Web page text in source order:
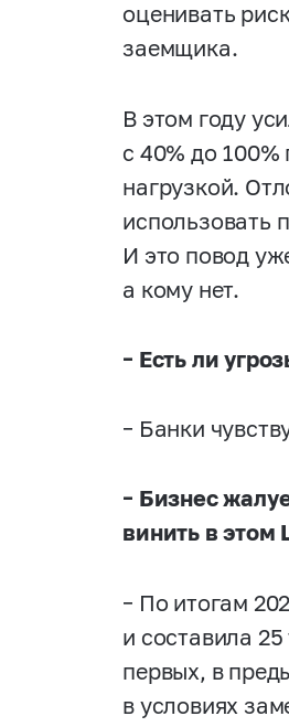
оценивать
заемщика.
В этом году
с 40% до
нагрузкой.
использовать
И это повод
а кому нет.
– Есть ли
– Банки
– Бизнес
винить в этом
– По итогам
и составила
первых, в
в условиях